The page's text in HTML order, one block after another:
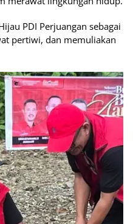
PDI Perjuangan sebagai
pertiwi, dan memuliakan